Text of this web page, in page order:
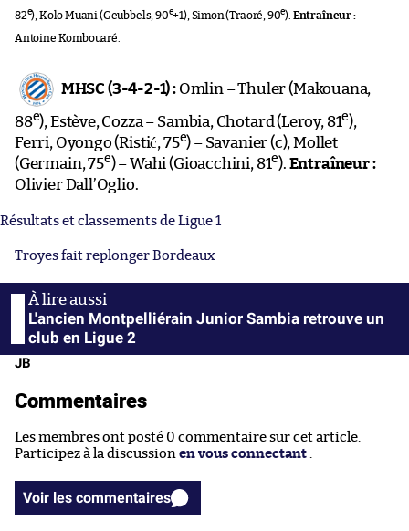
82e), Kolo Muani (Geubbels, 90e+1), Simon (Traoré, 90e). Entraîneur :
Antoine Kombouaré.
MHSC (3-4-2-1) :Omlin – Thuler (Makouana,
88e), Estève, Cozza – Sambia, Chotard (Leroy, 81e),
Ferri, Oyongo (Ristić, 75e) – Savanier (c), Mollet
(Germain, 75e) – Wahi (Gioacchini, 81e). Entraîneur :
Olivier Dall’Oglio.
Résultats et classements de Ligue 1
Troyes fait replonger Bordeaux
L'ancien Montpelliérain Junior Sambia retrouve un
club en Ligue 2
JB
Commentaires
Les membres ont posté 0 commentaire sur cet article.
Participez à la discussion en vous connectant
Voir les commentaires